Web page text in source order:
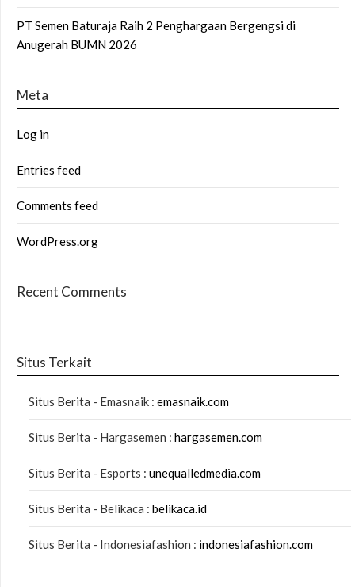
PT Semen Baturaja Raih 2 Penghargaan Bergengsi di
Anugerah BUMN 2026
Meta
Log in
Entries feed
Comments feed
WordPress.org
Recent Comments
Situs Terkait
Situs Berita - Emasnaik : emasnaik.com
Situs Berita - Hargasemen : hargasemen.com
Situs Berita - Esports : unequalledmedia.com
Situs Berita - Belikaca : belikaca.id
Situs Berita - Indonesiafashion : indonesiafashion.com